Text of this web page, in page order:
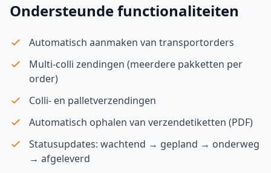
Ondersteunde functionaliteiten
Automatisch aanmaken van transportorders
Multi-colli zendingen (meerdere pakketten per
order)
Colli- en palletverzendingen
Automatisch ophalen van verzendetiketten (PDF)
Statusupdates: wachtend → gepland → onderweg
→ afgeleverd